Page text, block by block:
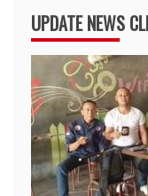
UPDATE NEWS